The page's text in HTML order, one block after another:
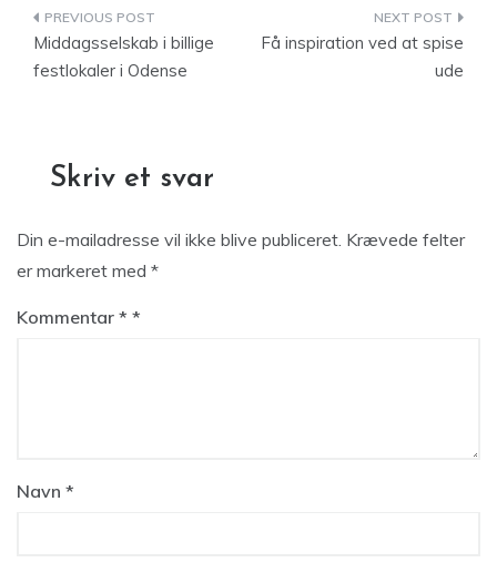
Indlægsnavigation
Middagsselskab i billige
festlokaler i Odense
Få inspiration ved at spise
ude
Skriv et svar
Din e-mailadresse vil ikke blive publiceret. Krævede felter
er markeret med *
Kommentar *
Navn *